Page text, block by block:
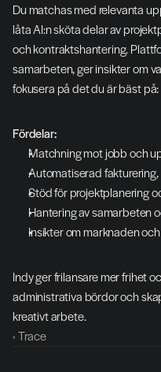
Du matchas med relevanta
låta AI:n sköta delar av
och kontraktshantering.
samarbeten, ger insikter om
fokusera på det du är bäst
Fördelar:
Matchning mot jobb och
Automatiserad
Stöd för projektplanering
Hantering av samarbeten
Insikter om marknaden
Indy ger frilansare mer frihet
administrativa bördor och
kreativt arbete.
‹ Trace